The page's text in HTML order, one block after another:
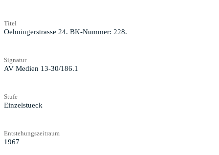
Titel
Oehningerstrasse 24. BK-Nummer: 228.
Signatur
AV Medien 13-30/186.1
Stufe
Einzelstueck
Entstehungszeitraum
1967